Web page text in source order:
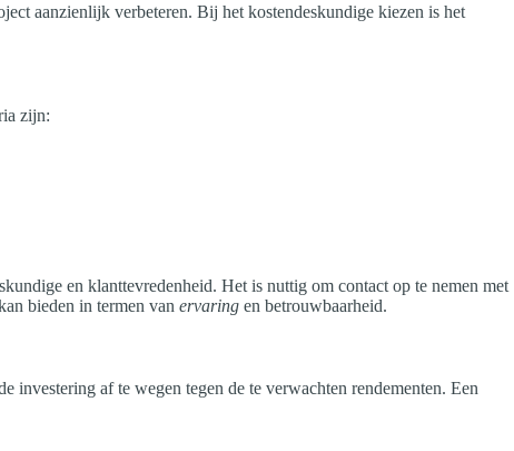
aanzienlijk verbeteren. Bij het kostendeskundige kiezen is het
zijn:
en klanttevredenheid. Het is nuttig om contact op te nemen met
bieden in termen van ervaring en betrouwbaarheid.
investering af te wegen tegen de te verwachten rendementen. Een